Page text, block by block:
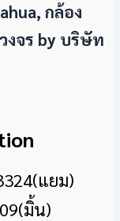
กล้อง
จร by บริษัท
แยม)
มิ้น)